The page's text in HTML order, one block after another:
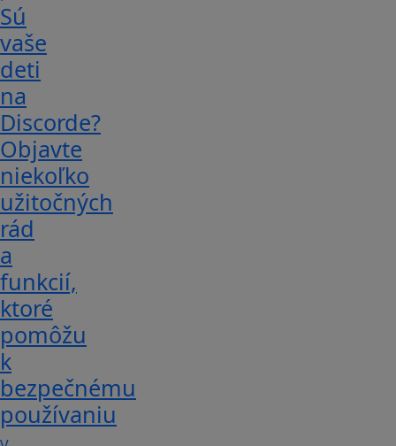
Sú
vaše
deti
na
Discorde?
Objavte
niekoľko
užitočných
rád
a
funkcií,
ktoré
pomôžu
k
bezpečnému
používaniu